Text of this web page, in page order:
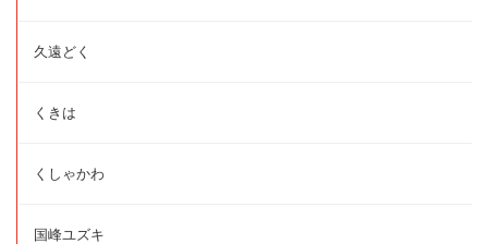
久遠どく
くきは
くしゃかわ
国峰ユズキ